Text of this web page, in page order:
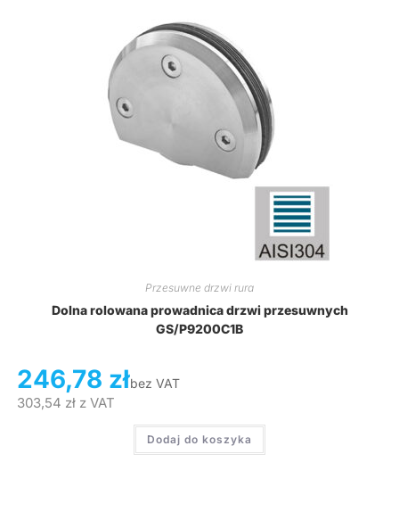
Przesuwne drzwi rura
Dolna rolowana prowadnica drzwi przesuwnych
GS/P9200C1B
246,78 złbez VAT
303,54 złz VAT
Dodaj do koszyka